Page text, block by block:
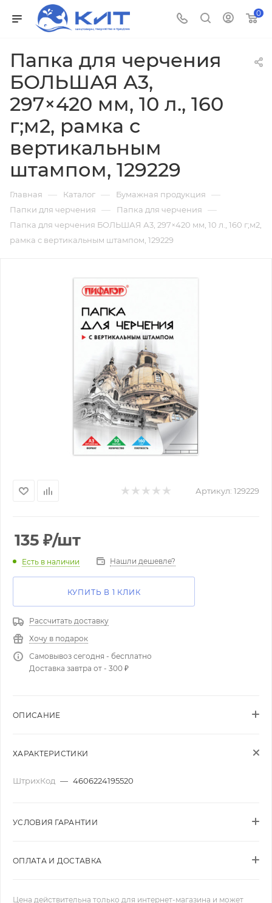
0
Папка для черчения
БОЛЬШАЯ А3,
297×420 мм, 10 л., 160
г;м2, рамка с
вертикальным
штампом, 129229
Главная — Каталог — Бумажная продукция —
Папки для черчения — Папка для черчения —
Папка для черчения БОЛЬШАЯ А3, 297×420 мм, 10 л., 160 г;м2,
рамка с вертикальным штампом, 129229
Артикул: 129229
135 ₽/шт
Есть в наличии Нашли дешевле?
КУПИТЬ В 1 КЛИК
Рассчитать доставку
Хочу в подарок
Самовывоз сегодня - бесплатно
Доставка завтра от - 300 ₽
ОПИСАНИЕ
ХАРАКТЕРИСТИКИ
ШтрихКод — 4606224195520
УСЛОВИЯ ГАРАНТИИ
ОПЛАТА И ДОСТАВКА
Цена действительна только для интернет-магазина и может